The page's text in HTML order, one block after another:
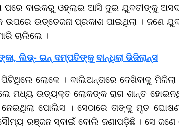
ପରେ ବାଇକରୁ ଓହ୍ଲାଇ ଆସି ଦୁଇ ଯୁବତୀଙ୍କୁ
ଉପରେ ଉତ୍ତେଜନା ପ୍ରକାଶ ପାଇଥିଲା । ଜଣେ
ଚାଲିଲେ ।
ଲିଭ୍- ଇନ୍ ଦମ୍ପତିଙ୍କୁ ବାନ୍ଧିଲା ଭିଜିଲାନ୍ସ
ଲୋକେ । ବାଲିଅନ୍ତାରେ ଦେଖିବାକୁ ମିଳିଲା
ମଧ୍ୟ ଉତ୍ୟକ୍ତ ଲୋକଙ୍କ ରାଗ ଶାନ୍ତ
ପୋଲିସ । ସେଠାରେ ତାଙ୍କୁ ମୃତ
ରଞ୍ଜନ ସ୍ବାଇଁ ବୋଲି ଜଣାପଡ଼ିଛି । ସେ